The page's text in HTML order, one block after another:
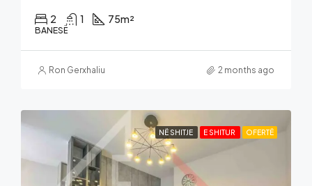
2 1 75m²
BANESË
Ron Gerxhaliu 2 months ago
NË SHITJE E SHITUR OFERTË